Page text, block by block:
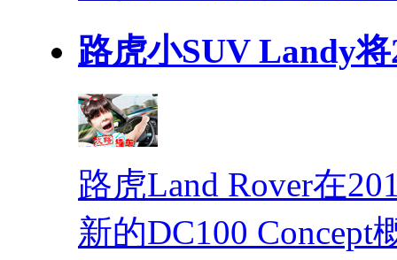
路虎小SUV Landy
路虎Land Rover在
新的DC100